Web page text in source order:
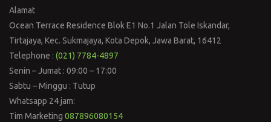
Alamat
Ocean Terrace Residence Blok E1 No.1 Jalan Tole Iskandar,
Tirtajaya, Kec. Sukmajaya, Kota Depok, Jawa Barat, 16412
Telephone : (021) 7784-4897
Senin – Jumat : 09:00 – 17:00
Sabtu – Minggu : Tutup
Whatsapp 24 jam:
Tim Marketing 087896080154